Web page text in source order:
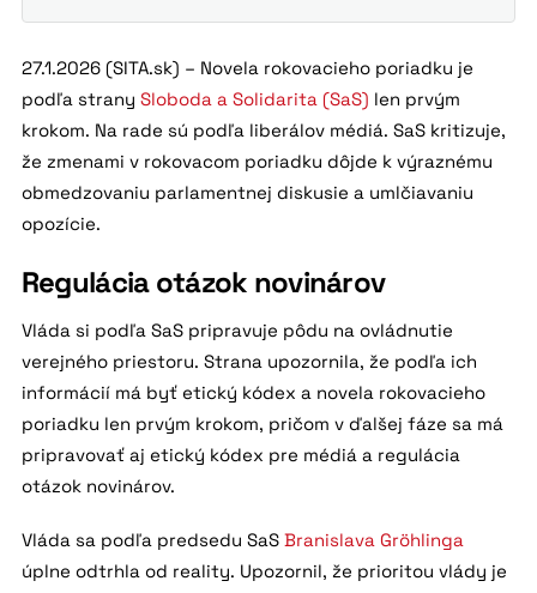
27.1.2026 (SITA.sk) – Novela rokovacieho poriadku je
podľa strany Sloboda a Solidarita (SaS) len prvým
krokom. Na rade sú podľa liberálov médiá. SaS kritizuje,
že zmenami v rokovacom poriadku dôjde k výraznému
obmedzovaniu parlamentnej diskusie a umlčiavaniu
opozície.
Regulácia otázok novinárov
Vláda si podľa SaS pripravuje pôdu na ovládnutie
verejného priestoru. Strana upozornila, že podľa ich
informácií má byť etický kódex a novela rokovacieho
poriadku len prvým krokom, pričom v ďalšej fáze sa má
pripravovať aj etický kódex pre médiá a regulácia
otázok novinárov.
Vláda sa podľa predsedu SaS Branislava Gröhlinga
úplne odtrhla od reality. Upozornil, že prioritou vlády je